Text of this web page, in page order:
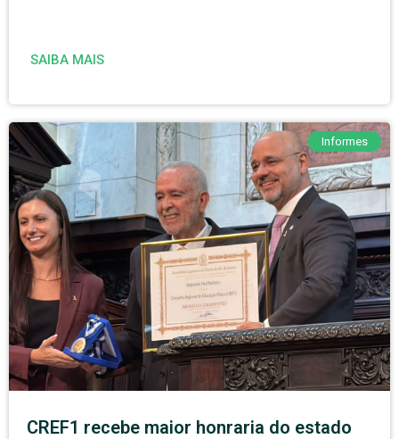
SAIBA MAIS
Informes
CREF1 recebe maior honraria do estado